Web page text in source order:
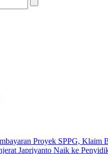
Proyek SPPG,
Japriyanto Naik ke